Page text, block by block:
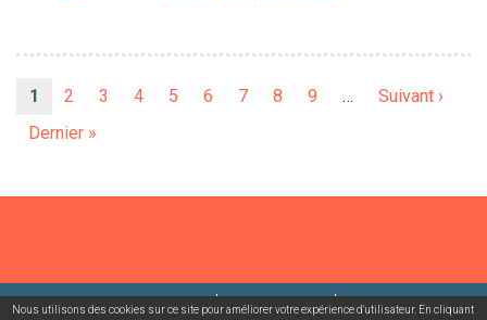
Page
1 Page
2 Page
3 Page
4 Page
5 Page
6 Page
7 Page
8 Page
9 …
Page
Suivant ›
Dernière
Dernier »
©2026 USACcgt Mentions légales Contact
Nous utilisons des cookies sur ce site pour améliorer votre expérience d'utilisateur. En cliquant